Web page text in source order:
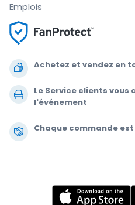
Achetez et vendez en
Le Service clients
l'événement
Chaque commande
Emplois
. .